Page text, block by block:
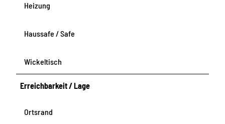
Heizung
Haussafe / Safe
Wickeltisch
Erreichbarkeit / Lage
Ortsrand